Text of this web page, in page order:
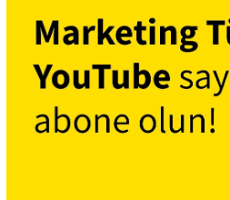
Dergiler
Etkinlikler